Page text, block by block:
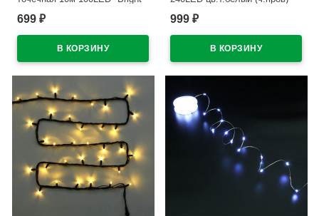
light" (свет.провод) цв.белый
699 ₽
(можно соединить) 8реж IP-54
999 ₽